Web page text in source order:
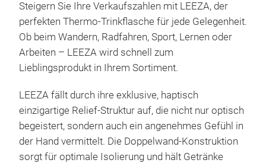
Steigern Sie Ihre Verkaufszahlen mit LEEZA, der
perfekten Thermo-Trinkflasche für jede Gelegenheit.
Ob beim Wandern, Radfahren, Sport, Lernen oder
Arbeiten – LEEZA wird schnell zum
Lieblingsprodukt in Ihrem Sortiment.
LEEZA fällt durch ihre exklusive, haptisch
einzigartige Relief-Struktur auf, die nicht nur optisch
begeistert, sondern auch ein angenehmes Gefühl in
der Hand vermittelt. Die Doppelwand-Konstruktion
sorgt für optimale Isolierung und hält Getränke